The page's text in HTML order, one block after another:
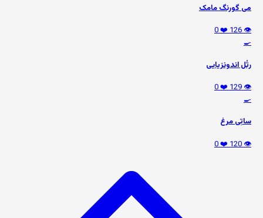
می گورنگ مامک
👁️ 126
❤️ 0
🍳
رتُل اندونزیایی
👁️ 129
❤️ 0
🍳
ساتِی مرغ
👁️ 120
❤️ 0